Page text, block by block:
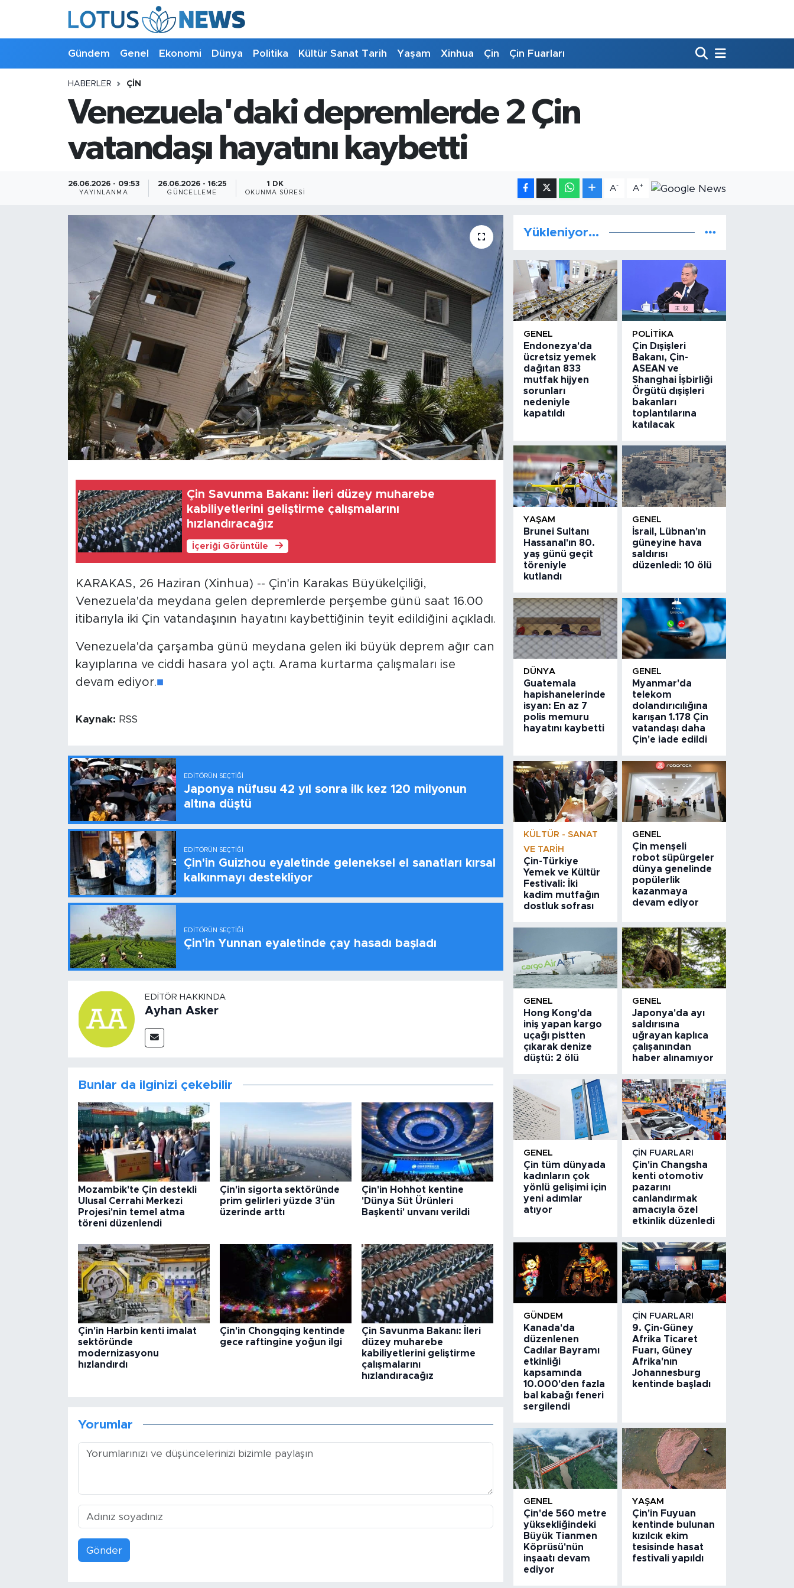
Gündem Genel Ekonomi Dünya Politika Kültür Sanat Tarih Yaşam Xinhua Çin Çin Fuarları
HABERLER ÇIN
Venezuela'daki depremlerde 2 Çin
vatandaşı hayatını kaybetti
26.06.2026 - 09:53
YAYINLANMA
26.06.2026 - 16:25
GÜNCELLEME
1 DK
OKUNMA SÜRESI
A- A+
Çin Savunma Bakanı: İleri düzey muharebe
kabiliyetlerini geliştirme çalışmalarını
hızlandıracağız
İçeriği Görüntüle
KARAKAS, 26 Haziran (Xinhua) -- Çin'in Karakas Büyükelçiliği,
Venezuela'da meydana gelen depremlerde perşembe günü saat 16.00
itibarıyla iki Çin vatandaşının hayatını kaybettiğinin teyit edildiğini açıkladı.
Venezuela'da çarşamba günü meydana gelen iki büyük deprem ağır can
kayıplarına ve ciddi hasara yol açtı. Arama kurtarma çalışmaları ise
devam ediyor.■
Kaynak: RSS
EDITÖRÜN SEÇTIĞI
Japonya nüfusu 42 yıl sonra ilk kez 120 milyonun
altına düştü
EDITÖRÜN SEÇTIĞI
Çin'in Guizhou eyaletinde geleneksel el sanatları kırsal
kalkınmayı destekliyor
EDITÖRÜN SEÇTIĞI
Çin'in Yunnan eyaletinde çay hasadı başladı
EDITÖR HAKKINDA
Ayhan Asker
Bunlar da ilginizi çekebilir
Mozambik'te Çin destekli
Ulusal Cerrahi Merkezi
Projesi'nin temel atma
töreni düzenlendi
Çin'in sigorta sektöründe
prim gelirleri yüzde 3'ün
üzerinde arttı
Çin'in Hohhot kentine
'Dünya Süt Ürünleri
Başkenti' unvanı verildi
Çin'in Harbin kenti imalat
sektöründe
modernizasyonu
hızlandırdı
Çin'in Chongqing kentinde
gece raftingine yoğun ilgi
Çin Savunma Bakanı: İleri
düzey muharebe
kabiliyetlerini geliştirme
çalışmalarını
hızlandıracağız
Yorumlar
Gönder
Yükleniyor...
GENEL
Endonezya'da
ücretsiz yemek
dağıtan 833
mutfak hijyen
sorunları
nedeniyle
kapatıldı
POLITIKA
Çin Dışişleri
Bakanı, Çin-
ASEAN ve
Shanghai İşbirliği
Örgütü dışişleri
bakanları
toplantılarına
katılacak
YAŞAM
Brunei Sultanı
Hassanal'ın 80.
yaş günü geçit
töreniyle
kutlandı
GENEL
İsrail, Lübnan'ın
güneyine hava
saldırısı
düzenledi: 10 ölü
DÜNYA
Guatemala
hapishanelerinde
isyan: En az 7
polis memuru
hayatını kaybetti
GENEL
Myanmar'da
telekom
dolandırıcılığına
karışan 1.178 Çin
vatandaşı daha
Çin'e iade edildi
KÜLTÜR - SANAT
VE TARIH
Çin-Türkiye
Yemek ve Kültür
Festivali: İki
kadim mutfağın
dostluk sofrası
GENEL
Çin menşeli
robot süpürgeler
dünya genelinde
popülerlik
kazanmaya
devam ediyor
GENEL
Hong Kong'da
iniş yapan kargo
uçağı pistten
çıkarak denize
düştü: 2 ölü
GENEL
Japonya'da ayı
saldırısına
uğrayan kaplıca
çalışanından
haber alınamıyor
GENEL
Çin tüm dünyada
kadınların çok
yönlü gelişimi için
yeni adımlar
atıyor
ÇIN FUARLARI
Çin'in Changsha
kenti otomotiv
pazarını
canlandırmak
amacıyla özel
etkinlik düzenledi
GÜNDEM
Kanada'da
düzenlenen
Cadılar Bayramı
etkinliği
kapsamında
10.000'den fazla
bal kabağı feneri
sergilendi
ÇIN FUARLARI
9. Çin-Güney
Afrika Ticaret
Fuarı, Güney
Afrika'nın
Johannesburg
kentinde başladı
GENEL
Çin'de 560 metre
yüksekliğindeki
Büyük Tianmen
Köprüsü'nün
inşaatı devam
ediyor
YAŞAM
Çin'in Fuyuan
kentinde bulunan
kızılcık ekim
tesisinde hasat
festivali yapıldı
Gündem
Foto Haber
Xinhua Türkiye